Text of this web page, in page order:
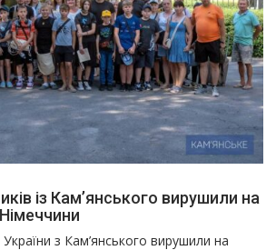
із Кам’янського вирушили на
України з Кам’янського вирушили на